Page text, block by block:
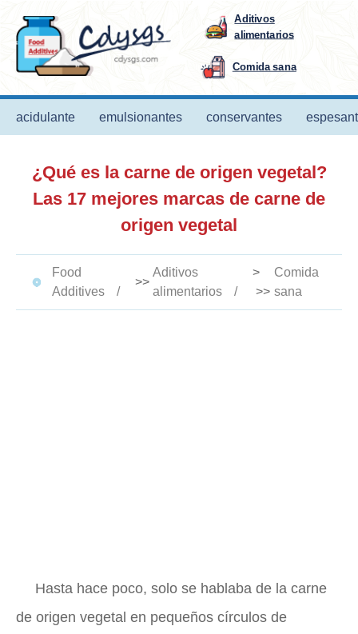
Aditivos
alimentarios
Comida sana
acidulante emulsionantes conservantes
¿Qué es la carne de origen vegetal?
Las 17 mejores marcas de carne de
origen vegetal
Food
Additives
>>
Aditivos
alimentarios
>
>>
Comida
sana
Hasta hace poco, solo se hablaba de la carne
de origen vegetal en pequeños círculos de